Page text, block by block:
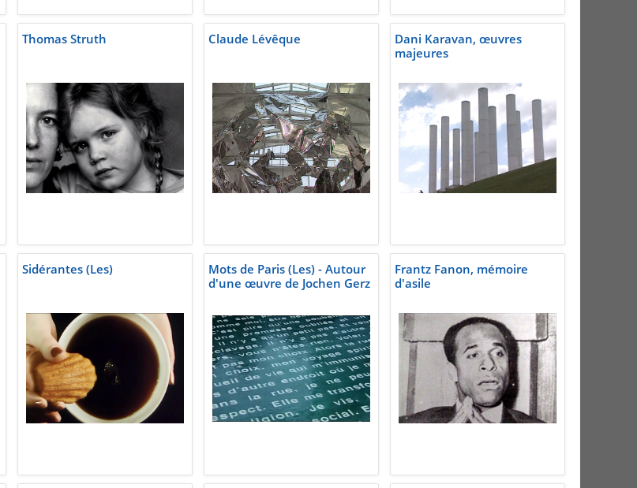
Thomas Struth Claude Lévêque
Dani Karavan, œuvres
majeures
Sidérantes (Les)
Mots de Paris (Les) - Autour
d'une œuvre de Jochen Gerz
Frantz Fanon, mémoire
d'asile